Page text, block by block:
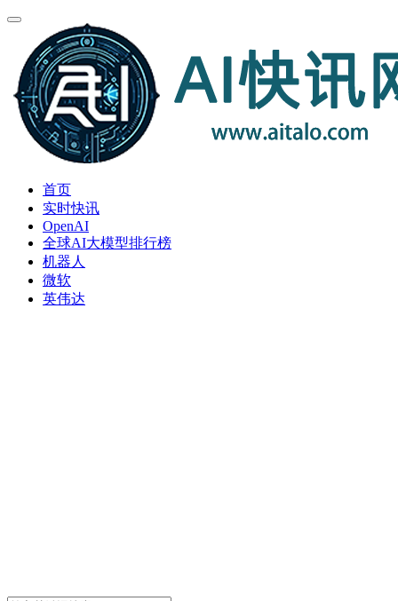
首页
实时快讯
OpenAI
全球AI大模型排行榜
机器人
微软
英伟达